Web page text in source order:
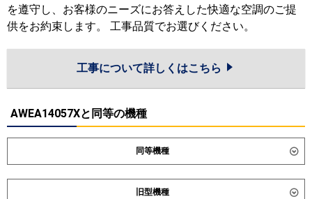
を遵守し、お客様のニーズにお答えした快適な空調のご提
供をお約束します。 工事品質でお選びください。
工事について詳しくはこちら
AWEA14057Xと同等の機種
同等機種
ダイキン SZRG140C SZRG140CN
SDRG140BB
旧型機種